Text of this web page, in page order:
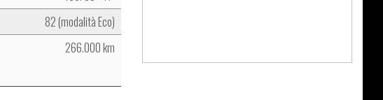
82 (modalità Eco)
266.000 km